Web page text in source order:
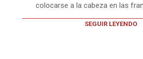
colocarse a la cabeza en las
SEGUIR LEYENDO